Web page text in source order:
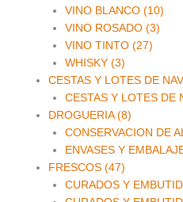
VINO BLANCO (10)
VINO ROSADO (3)
VINO TINTO (27)
WHISKY (3)
CESTAS Y LOTES DE
CESTAS Y LOTES DE
DROGUERIA (8)
CONSERVACION DE
ENVASES Y
FRESCOS (47)
CURADOS Y